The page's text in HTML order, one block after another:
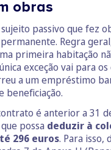
obras
passivo que fez
Regra
primeira habitação
exceção vai para os
a um empréstimo
beneficiação.
é anterior a 31
possa deduzir à
296 euros. Para isso,